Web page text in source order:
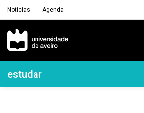
Notícias Agenda
Navegação Principal
Navegação Lateral
estudar